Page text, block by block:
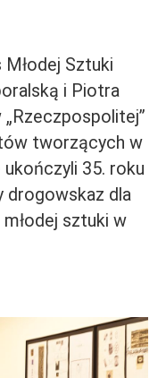
Sztuki
i Piotra
„Rzeczpospolitej”
tworzących w
35. roku
drogowskaz dla
sztuki w